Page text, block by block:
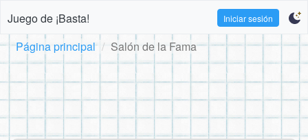
Juego de ¡Basta! Iniciar sesión
Página principal Salón de la Fama